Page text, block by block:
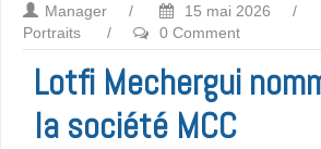
Manager / 15 mai 2026 /
Portraits
/ 0 Comment
Lotfi Mechergui
la société MCC